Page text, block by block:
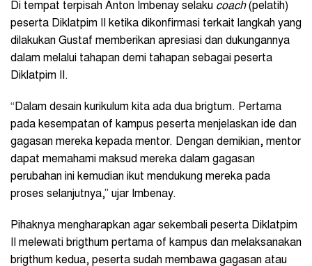
Di tempat terpisah Anton Imbenay selaku coach(pelatih)
peserta Diklatpim II ketika dikonfirmasi terkait langkah yang
dilakukan Gustaf memberikan apresiasi dan dukungannya
dalam melalui tahapan demi tahapan sebagai peserta
Diklatpim II.
“Dalam desain kurikulum kita ada dua brigtum. Pertama
pada kesempatan of kampus peserta menjelaskan ide dan
gagasan mereka kepada mentor. Dengan demikian, mentor
dapat memahami maksud mereka dalam gagasan
perubahan ini kemudian ikut mendukung mereka pada
proses selanjutnya,” ujar Imbenay.
Pihaknya mengharapkan agar sekembali peserta Diklatpim
II melewati brigthum pertama of kampus dan melaksanakan
brigthum kedua, peserta sudah membawa gagasan atau